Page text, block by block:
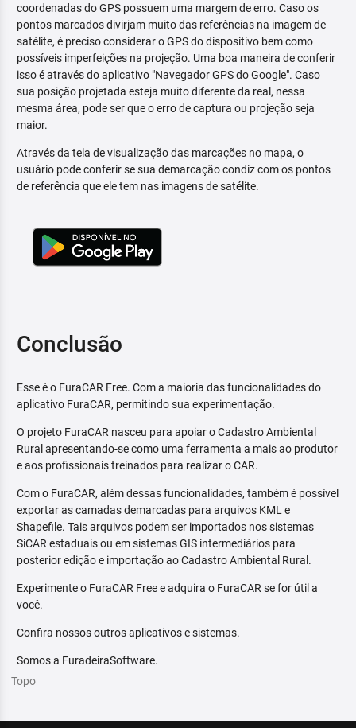
coordenadas do GPS possuem uma margem de erro. Caso os
pontos marcados divirjam muito das referências na imagem de
satélite, é preciso considerar o GPS do dispositivo bem como
possíveis imperfeições na projeção. Uma boa maneira de conferir
isso é através do aplicativo "Navegador GPS do Google". Caso
sua posição projetada esteja muito diferente da real, nessa
mesma área, pode ser que o erro de captura ou projeção seja
maior.
Através da tela de visualização das marcações no mapa, o
usuário pode conferir se sua demarcação condiz com os pontos
de referência que ele tem nas imagens de satélite.
Conclusão
Esse é o FuraCAR Free. Com a maioria das funcionalidades do
aplicativo FuraCAR, permitindo sua experimentação.
O projeto FuraCAR nasceu para apoiar o Cadastro Ambiental
Rural apresentando-se como uma ferramenta a mais ao produtor
e aos profissionais treinados para realizar o CAR.
Com o FuraCAR, além dessas funcionalidades, também é possível
exportar as camadas demarcadas para arquivos KML e
Shapefile. Tais arquivos podem ser importados nos sistemas
SiCAR estaduais ou em sistemas GIS intermediários para
posterior edição e importação ao Cadastro Ambiental Rural.
Experimente o FuraCAR Free e adquira o FuraCAR se for útil a
você.
Confira nossos outros aplicativos e sistemas.
Somos a FuradeiraSoftware.
Topo